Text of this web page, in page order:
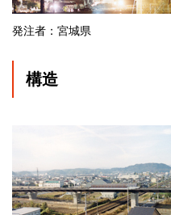
発注者：宮城県
構造